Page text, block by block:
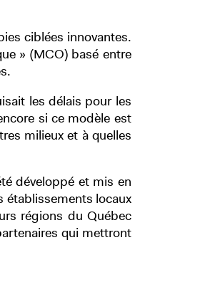
ciblées innovantes.
» (MCO) basé entre
les délais pour les
si ce modèle est
milieux et à quelles
développé et mis en
établissements locaux
régions du Québec
qui mettront